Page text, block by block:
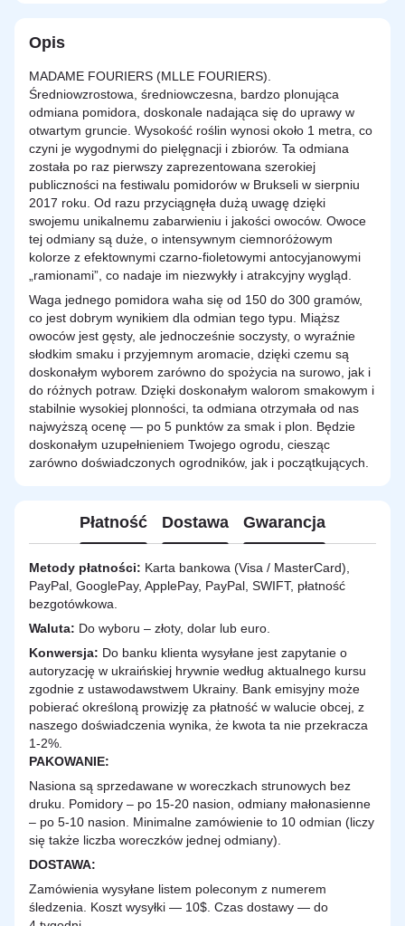
Opis
MADAME FOURIERS (MLLE FOURIERS).
Średniowzrostowa, średniowczesna, bardzo plonująca
odmiana pomidora, doskonale nadająca się do uprawy w
otwartym gruncie. Wysokość roślin wynosi około 1 metra, co
czyni je wygodnymi do pielęgnacji i zbiorów. Ta odmiana
została po raz pierwszy zaprezentowana szerokiej
publiczności na festiwalu pomidorów w Brukseli w sierpniu
2017 roku. Od razu przyciągnęła dużą uwagę dzięki
swojemu unikalnemu zabarwieniu i jakości owoców. Owoce
tej odmiany są duże, o intensywnym ciemnoróżowym
kolorze z efektownymi czarno-fioletowymi antocyjanowymi
„ramionami”, co nadaje im niezwykły i atrakcyjny wygląd.
Waga jednego pomidora waha się od 150 do 300 gramów,
co jest dobrym wynikiem dla odmian tego typu. Miąższ
owoców jest gęsty, ale jednocześnie soczysty, o wyraźnie
słodkim smaku i przyjemnym aromacie, dzięki czemu są
doskonałym wyborem zarówno do spożycia na surowo, jak i
do różnych potraw. Dzięki doskonałym walorom smakowym i
stabilnie wysokiej plonności, ta odmiana otrzymała od nas
najwyższą ocenę — po 5 punktów za smak i plon. Będzie
doskonałym uzupełnieniem Twojego ogrodu, ciesząc
zarówno doświadczonych ogrodników, jak i początkujących.
Płatność Dostawa Gwarancja
Metody płatności: Karta bankowa (Visa / MasterCard),
PayPal, GooglePay, ApplePay, PayPal, SWIFT, płatność
bezgotówkowa.
Waluta: Do wyboru – złoty, dolar lub euro.
Konwersja: Do banku klienta wysyłane jest zapytanie o
autoryzację w ukraińskiej hrywnie według aktualnego kursu
zgodnie z ustawodawstwem Ukrainy. Bank emisyjny może
pobierać określoną prowizję za płatność w walucie obcej, z
naszego doświadczenia wynika, że kwota ta nie przekracza
1-2%.
PAKOWANIE:
Nasiona są sprzedawane w woreczkach strunowych bez
druku. Pomidory – po 15-20 nasion, odmiany małonasienne
– po 5-10 nasion. Minimalne zamówienie to 10 odmian (liczy
się także liczba woreczków jednej odmiany).
DOSTAWA:
Zamówienia wysyłane listem poleconym z numerem
śledzenia. Koszt wysyłki — 10$. Czas dostawy — do